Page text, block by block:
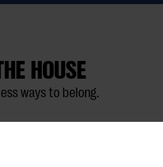
HOUSE
ways to belong.